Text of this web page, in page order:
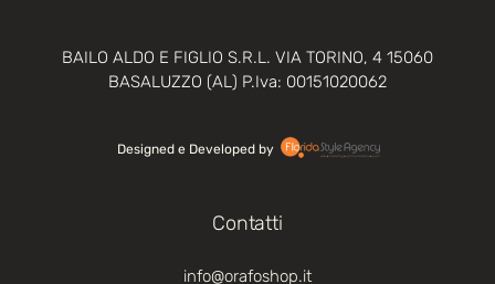
BAILO ALDO E FIGLIO S.R.L. VIA TORINO, 4 15060
BASALUZZO (AL) P.Iva: 00151020062
Contatti
info@orafoshop.it